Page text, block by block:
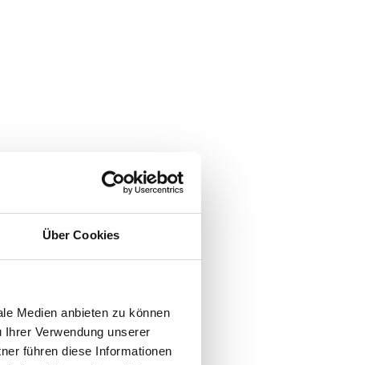
Über Cookies
Medien anbieten zu können
Verwendung unserer
führen diese Informationen